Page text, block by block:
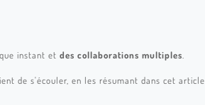
instant et des collaborations multiples
de s'écouler, en les résumant dans cet article.